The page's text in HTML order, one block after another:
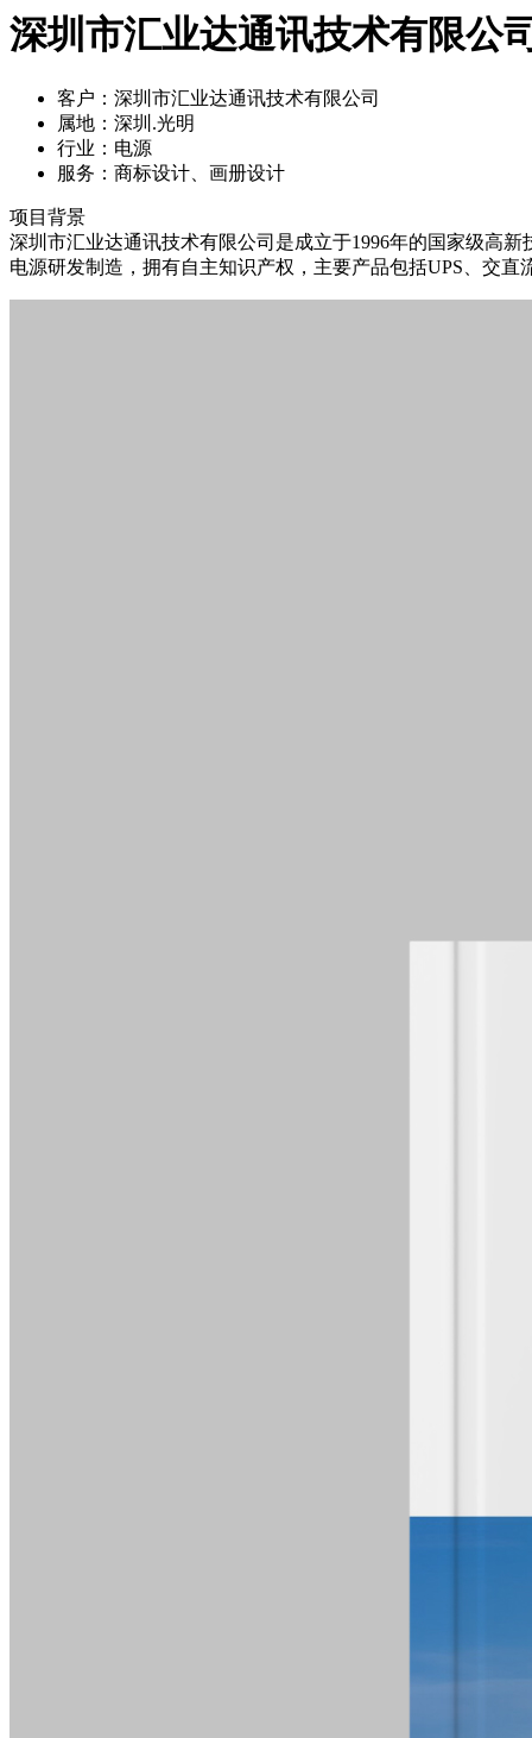
深圳市汇业达通讯技术有限公
客户： 深圳市汇业达通讯技术有限公司
属地： 深圳.光明
行业： 电源
服务： 商标设计、画册设计
项目背景
深圳市汇业达通讯技术有限公司是成立于1996年的国家级高
电源研发制造，拥有自主知识产权，主要产品包括UPS、交